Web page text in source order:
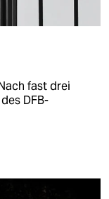
fast drei
DFB-